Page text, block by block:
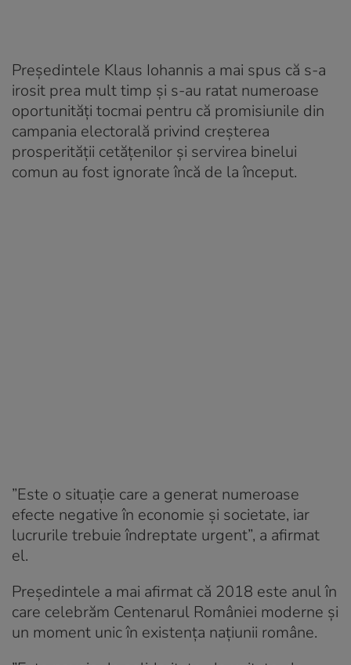
Președintele Klaus Iohannis a mai spus că s-a
irosit prea mult timp și s-au ratat numeroase
oportunități tocmai pentru că promisiunile din
campania electorală privind creșterea
prosperității cetățenilor și servirea binelui
comun au fost ignorate încă de la început.
”Este o situație care a generat numeroase
efecte negative în economie și societate, iar
lucrurile trebuie îndreptate urgent”, a afirmat
el.
Președintele a mai afirmat că 2018 este anul în
care celebrăm Centenarul României moderne și
un moment unic în existența națiunii române.